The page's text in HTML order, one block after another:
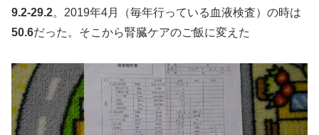
9.2-29.2。2019年4月（毎年行っている血液検査）の時は
50.6だった。そこから腎臓ケアのご飯に変えた